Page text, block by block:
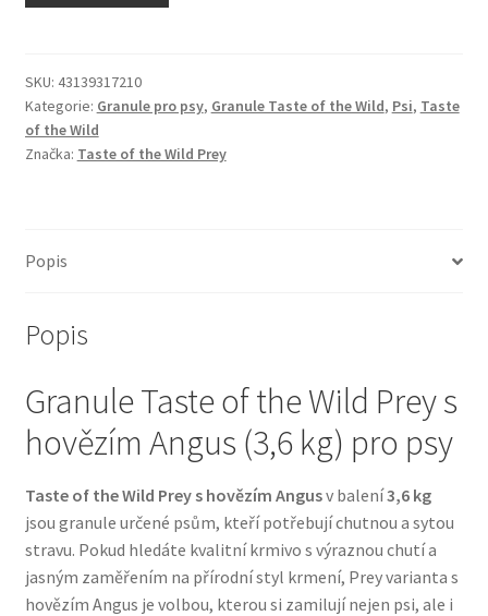
Odpočívadla pro kočky
Pamlsky pro kočky
Royal Canin pro kočky
Vše pro psy — Krmivo, doplňky, vybavení
Bozita pro psy — Švédské krmivo s nordickou kvalitou
Brit pro psy
SKU: 43139317210
Kategorie: Granule pro psy, Granule Taste of the Wild, Psi, Taste
of the Wild
Značka: Taste of the Wild Prey
Popis
Popis
Granule Taste of the Wild Prey s
hovězím Angus (3,6 kg) pro psy
Taste of the Wild Prey s hovězím Angusv balení3,6 kg
jsou granule určené psům, kteří potřebují chutnou a sytou
stravu. Pokud hledáte kvalitní krmivo s výraznou chutí a
jasným zaměřením na přírodní styl krmení, Prey varianta s
hovězím Angus je volbou, kterou si zamilují nejen psi, ale i